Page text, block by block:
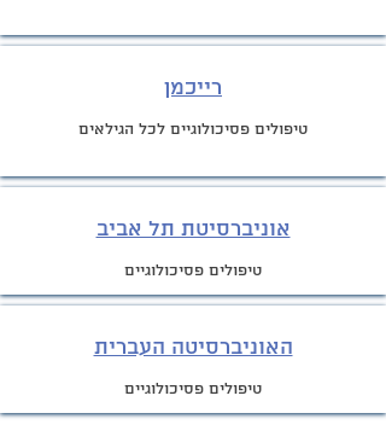
רייכמן
טיפולים פסיכולוגיים לכל הגילאים
אוניברסיטת תל אביב
טיפולים פסיכולוגיים
האוניברסיטה העברית
טיפולים פסיכולוגיים